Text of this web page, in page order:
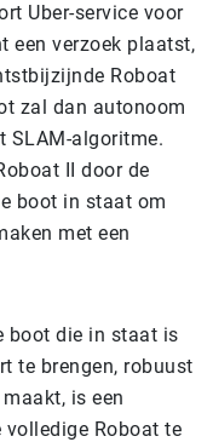
Uber-service voor
een verzoek plaatst,
Roboat
zal dan autonoom
SLAM-algoritme.
II door de
boot in staat om
met een
boot die in staat is
te brengen, robuust
is een
Roboat te